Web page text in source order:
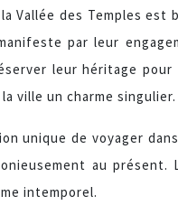
Vallée des Temples
par leur
leur héritage
ville un charme singulier.
unique de voyager
au
intemporel.